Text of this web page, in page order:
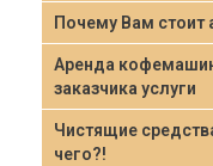
Почему Вам стоит
Аренда
заказчика услуги
Чистящие
чего?!